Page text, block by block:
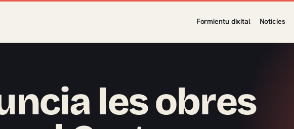
Formientu dixital Noticies
les obres